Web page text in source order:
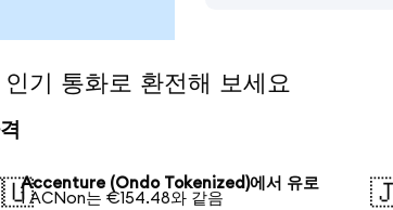
통화로 환전해 보세요
Accenture (Ondo Tokenized)에서 유로
1 ACNon는 €154.48와 같음